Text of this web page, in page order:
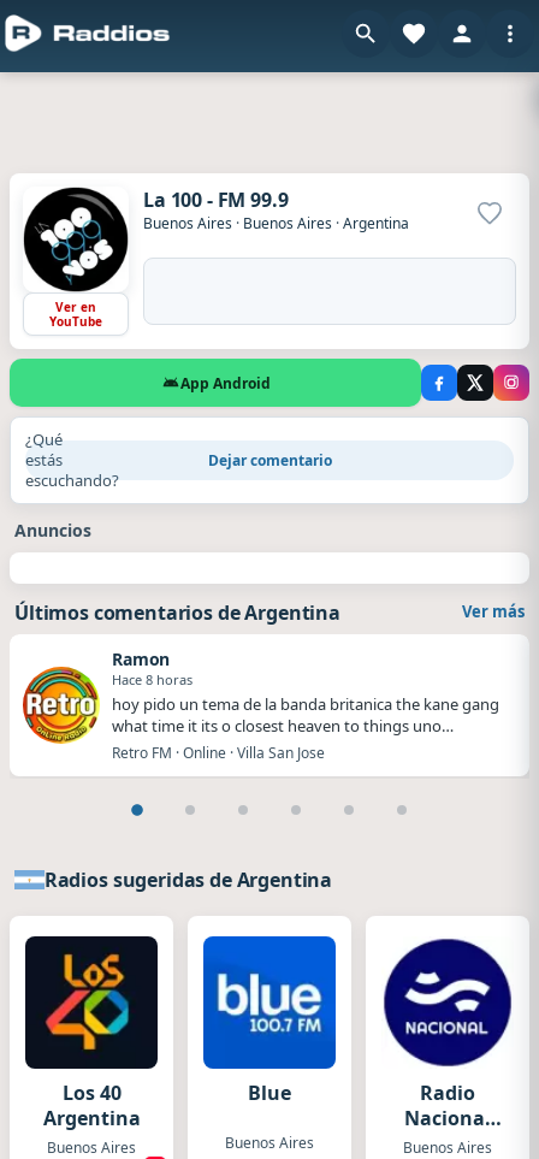
La 100 - FM 99.9
Buenos Aires · Buenos Aires ·Argentina
Ver en
YouTube
App Android
¿Qué
estás
escuchando?
Dejar comentario
Anuncios
Últimos comentarios de Argentina Ver más
Ramon
Hace 8 horas
hoy pido un tema de la banda britanica the kane gang
what time it its o closest heaven to things uno…
Retro FM · Online · Villa San Jose
Radios sugeridas de Argentina
Los 40
Argentina
Buenos Aires
Blue
Buenos Aires
Radio
Nacional
Folklórica
Buenos Aires